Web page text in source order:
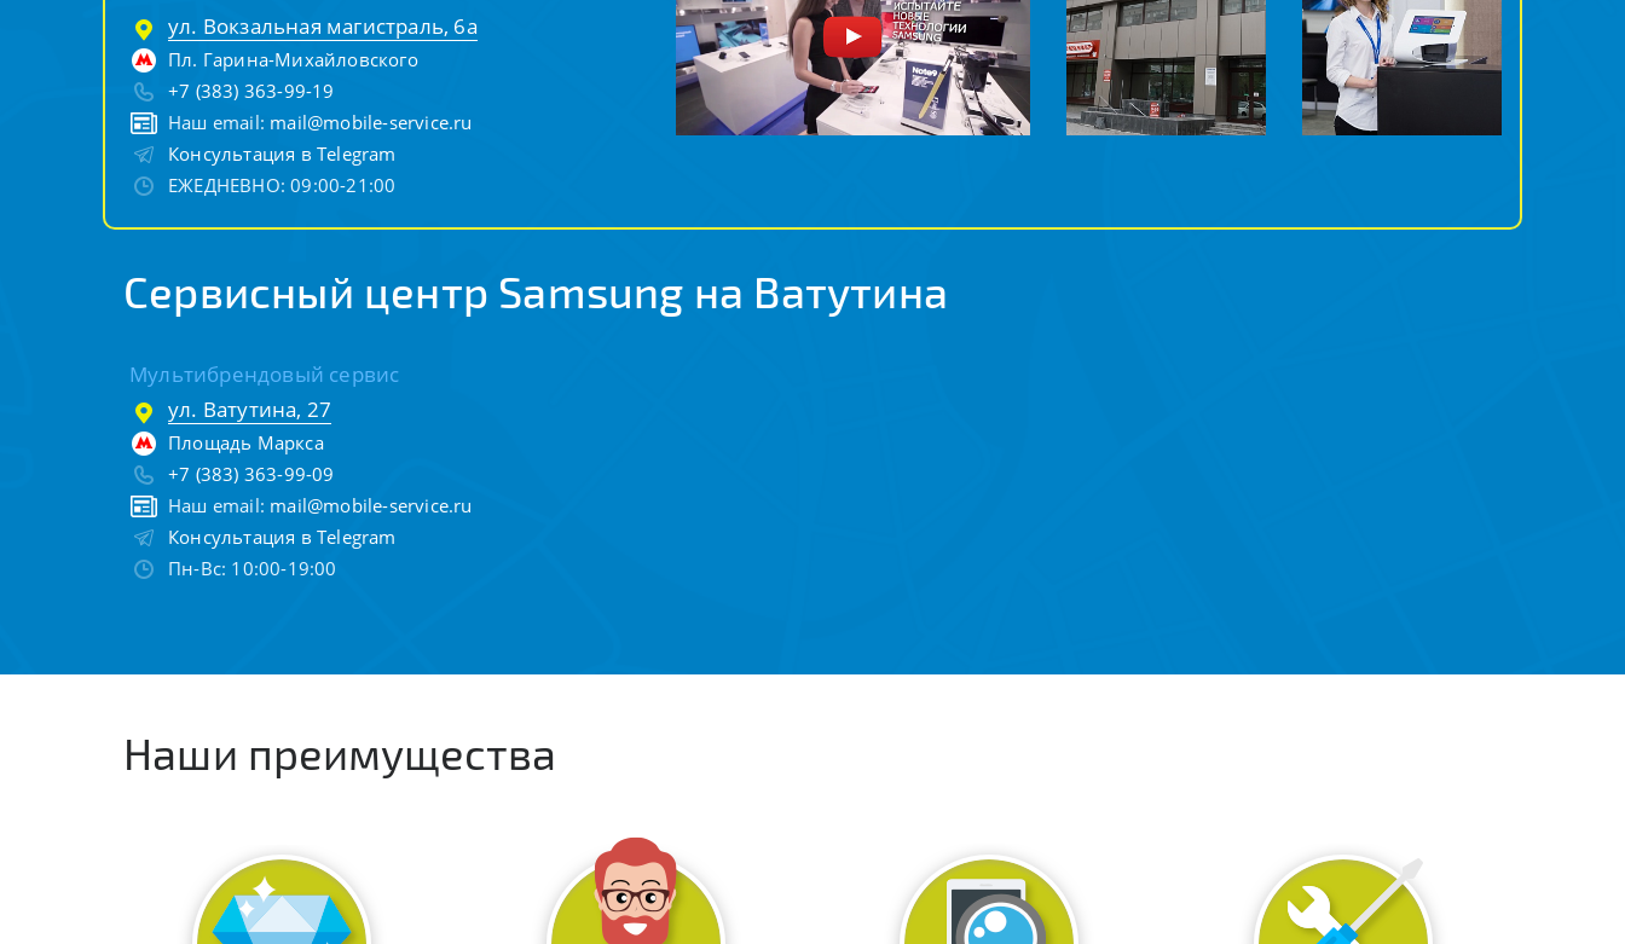
ул. Вокзальная магистраль, 6а
Пл. Гарина-Михайловского
+7 (383) 363-99-19
Наш email: mail@mobile-service.ru
Консультация в Telegram
ЕЖЕДНЕВНО: 09:00-21:00
Сервисный центр Samsung на Ватутина
Мультибрендовый сервис
ул. Ватутина, 27
Площадь Маркса
+7 (383) 363-99-09
Наш email: mail@mobile-service.ru
Консультация в Telegram
Пн-Вс: 10:00-19:00
Наши преимущества